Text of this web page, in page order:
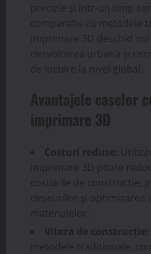
precizie și într-un timp
comparativ cu metodele
imprimare 3D deschid
dezvoltarea urbană și
de locuire la nivel global.
Avantajele caselor
imprimare 3D
Costuri reduse:
imprimare 3D poate
costurile de construcție,
deșeurilor și optimizarea
materialelor.
Viteza de construcție:
metodele tradiționale,